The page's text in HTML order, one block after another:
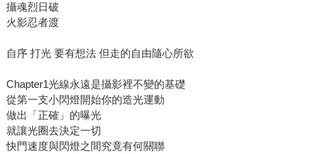
攝魂烈日破
火影忍者渡
自序 打光 要有想法 但走的自由隨心所欲
Chapter1光線永遠是攝影裡不變的基礎
從第一支小閃燈開始你的造光運動
做出「正確」的曝光
就讓光圈去決定一切
快門速度與閃燈之間究竟有何關聯